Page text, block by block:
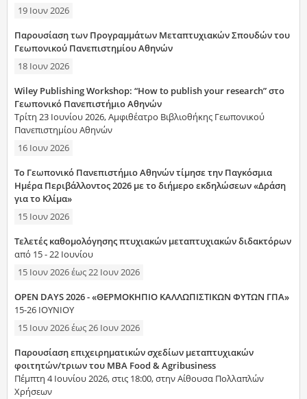
19 Ιουν 2026
Παρουσίαση των Προγραμμάτων Μεταπτυχιακών Σπουδών του
Γεωπονικού Πανεπιστημίου Αθηνών
18 Ιουν 2026
Wiley Publishing Workshop: “How to publish your research” στο
Γεωπονικό Πανεπιστήμιο Αθηνών
Τρίτη 23 Ιουνίου 2026, Αμφιθέατρο Βιβλιοθήκης Γεωπονικού
Πανεπιστημίου Αθηνών
16 Ιουν 2026
Το Γεωπονικό Πανεπιστήμιο Αθηνών τίμησε την Παγκόσμια
Ημέρα Περιβάλλοντος 2026 με το διήμερο εκδηλώσεων «Δράση
για το Κλίμα»
15 Ιουν 2026
Τελετές καθομολόγησης πτυχιακών μεταπτυχιακών διδακτόρων
από 15 - 22 Ιουνίου
15 Ιουν 2026έως22 Ιουν 2026
OPEN DAYS 2026 - «ΘΕΡΜΟΚΗΠΙΟ ΚΑΛΛΩΠΙΣΤΙΚΩΝ ΦΥΤΩΝ ΓΠΑ»
15-26 ΙΟΥΝΙΟΥ
15 Ιουν 2026έως26 Ιουν 2026
Παρουσίαση επιχειρηματικών σχεδίων μεταπτυχιακών
φοιτητών/τριων του MBA Food & Agribusiness
Πέμπτη 4 Ιουνίου 2026, στις 18:00, στην Αίθουσα Πολλαπλών
Χρήσεων